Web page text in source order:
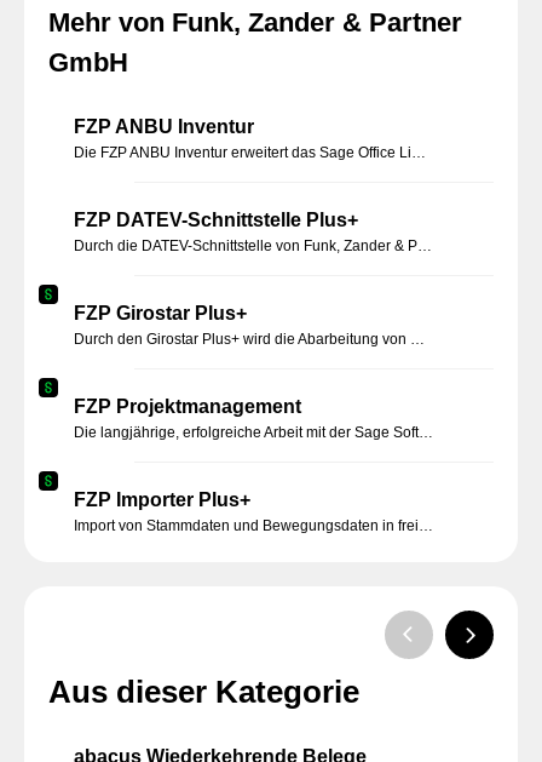
Mehr von Funk, Zander & Partner
GmbH
FZP ANBU Inventur
Die FZP ANBU Inventur erweitert das Sage Office Line Rechnungswesen und ggf. das Zusatzpaket Anlagenbuchhaltung (empfohlen) um eine vollständig integrierte Anlagen-Inventur per Scanner.
FZP DATEV-Schnittstelle Plus+
Durch die DATEV-Schnittstelle von Funk, Zander & Partner wird die Standard- Schnittstelle um wichtigen Funktionalitäten erweitert und ermöglicht eine reibungslose Integration der Sage Office Line mit der DATEV-Finanzbuchhaltung.
FZP Girostar Plus+
Durch den Girostar Plus+ wird die Abarbeitung von Kontoauszügen effizienter. Auch der Bedienkomfort wird durch beschleunigte direkte Vorkontierung von Bankauszugsdateien deutlich gesteigert.
FZP Projektmanagement
Die langjährige, erfolgreiche Arbeit mit der Sage Software und die wachsenden Kundenwünsche haben uns dazu motiviert, eine modulare Erweiterung zu erschaffen, welche die vorhandenen Anforderungen und Funktionen branchenunabhängig erfüllt.
FZP Importer Plus+
Import von Stammdaten und Bewegungsdaten in frei konfigurierbarem CSV- oder Text-Format. Importdienst für automatisierten, regelmäßigen Import.
Aus dieser Kategorie
abacus Wiederkehrende Belege